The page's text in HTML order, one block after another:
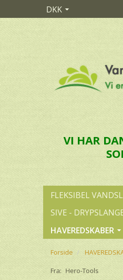
DKK
VI HAR
FLEKSIBEL
SIVE -
HAVEREDSKABER
Forside
Fra: Hero-Tools